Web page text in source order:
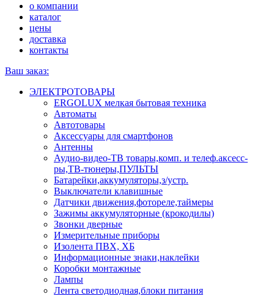
о компании
каталог
цены
доставка
контакты
Ваш заказ:
ЭЛЕКТРОТОВАРЫ
ERGOLUX мелкая бытовая техника
Автоматы
Автотовары
Аксессуары для смартфонов
Антенны
Аудио-видео-ТВ товары,комп. и телеф.аксесс-
ры,ТВ-тюнеры,ПУЛЬТЫ
Батарейки,аккумуляторы,з/устр.
Выключатели клавишные
Датчики движения,фотореле,таймеры
Зажимы аккумуляторные (крокодилы)
Звонки дверные
Измерительные приборы
Изолента ПВХ, ХБ
Информационные знаки,наклейки
Коробки монтажные
Лампы
Лента светодиодная,блоки питания